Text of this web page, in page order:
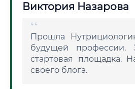
Виктория Назарова
Прошла
будущей профессии.
стартовая площадка.
своего блога.